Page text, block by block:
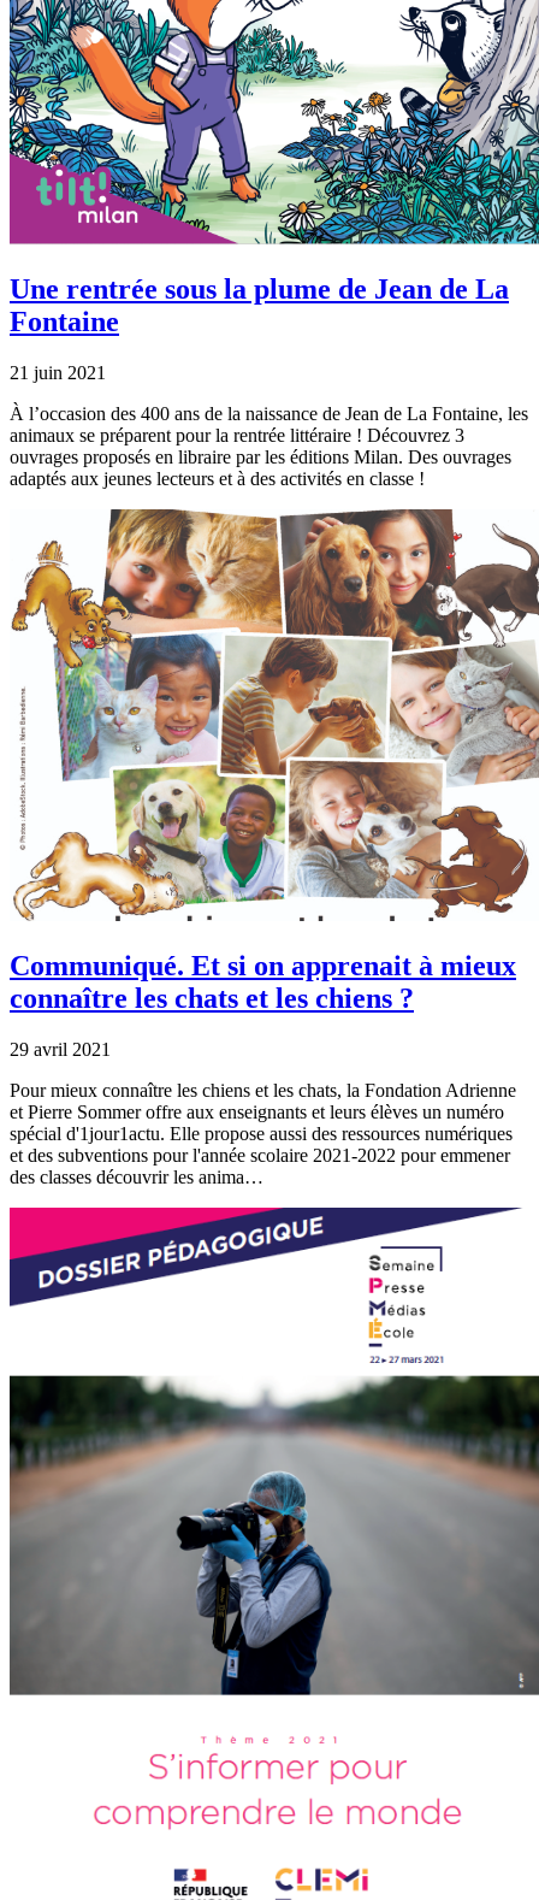
Une rentrée sous la plume de Jean de La
Fontaine
21 juin 2021
À l’occasion des 400 ans de la naissance de Jean de La Fontaine, les
animaux se préparent pour la rentrée littéraire ! Découvrez 3
ouvrages proposés en libraire par les éditions Milan. Des ouvrages
adaptés aux jeunes lecteurs et à des activités en classe !
Communiqué. Et si on apprenait à mieux
connaître les chats et les chiens ?
29 avril 2021
Pour mieux connaître les chiens et les chats, la Fondation Adrienne
et Pierre Sommer offre aux enseignants et leurs élèves un numéro
spécial d'1jour1actu. Elle propose aussi des ressources numériques
et des subventions pour l'année scolaire 2021-2022 pour emmener
des classes découvrir les anima…